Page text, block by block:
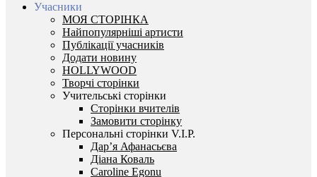
Учасники
МОЯ СТОРІНКА
Найпопулярніші артисти
Публікації учасників
Додати новину
HOLLYWOOD
Творчі сторінки
Учительські сторінки
Сторінки вчителів
Замовити сторінку
Персональні сторінки V.I.P.
Дар’я Афанасьєва
Діана Коваль
Caroline Egonu